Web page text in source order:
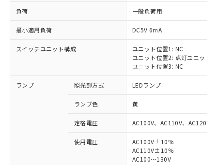
負荷 一般負荷用
最小適用負荷 DC5V 6mA
スイッチユニット構成
ユニット位置1: NC
ユニット位置2: 点灯ユニット
ユニット位置3: NC
ランプ 照光部方式 LEDランプ
ランプ色 黄
定格電圧 AC100V、AC110V、AC120V
使用電圧
AC100V±10%
AC110V±10%
AC100～130V